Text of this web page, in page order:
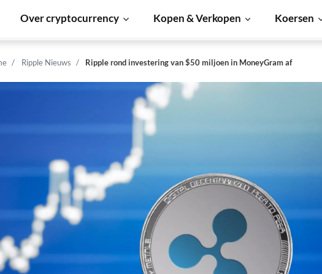
Over cryptocurrency Kopen & Verkopen Koersen
Ripple Nieuws Ripple rond investering van $50 miljoen in MoneyGram af